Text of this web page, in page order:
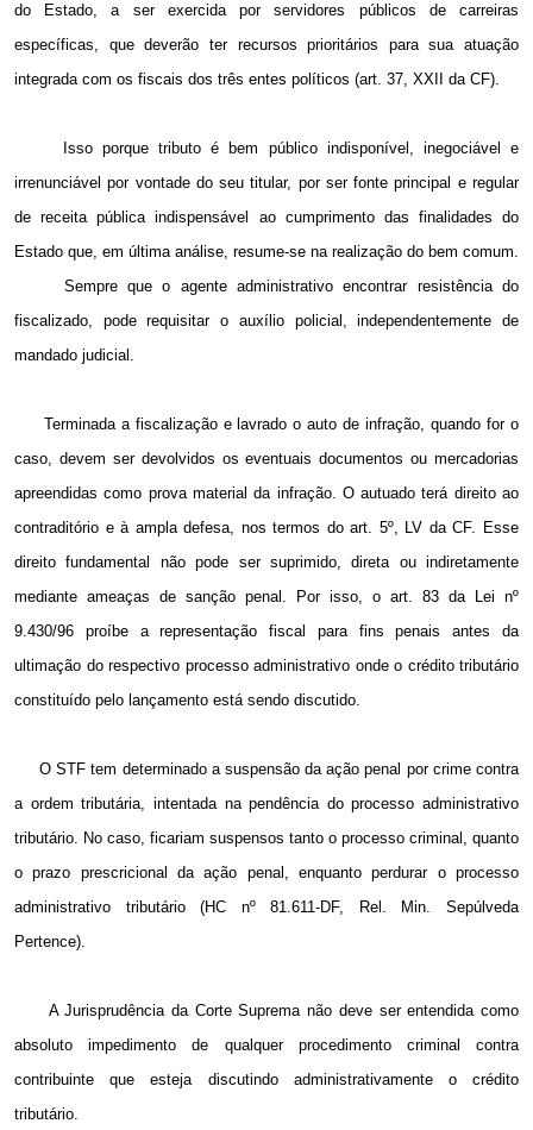
do Estado, a ser exercida por servidores públicos de carreiras
específicas, que deverão ter recursos prioritários para sua atuação
integrada com os fiscais dos três entes políticos (art. 37, XXII da CF).
Isso porque tributo é bem público indisponível, inegociável e
irrenunciável por vontade do seu titular, por ser fonte principal e regular
de receita pública indispensável ao cumprimento das finalidades do
Estado que, em última análise, resume-se na realização do bem comum.
Sempre que o agente administrativo encontrar resistência do
fiscalizado, pode requisitar o auxílio policial, independentemente de
mandado judicial.
Terminada a fiscalização e lavrado o auto de infração, quando for o
caso, devem ser devolvidos os eventuais documentos ou mercadorias
apreendidas como prova material da infração. O autuado terá direito ao
contraditório e à ampla defesa, nos termos do art. 5º, LV da CF. Esse
direito fundamental não pode ser suprimido, direta ou indiretamente
mediante ameaças de sanção penal. Por isso, o art. 83 da Lei nº
9.430/96 proíbe a representação fiscal para fins penais antes da
ultimação do respectivo processo administrativo onde o crédito tributário
constituído pelo lançamento está sendo discutido.
O STF tem determinado a suspensão da ação penal por crime contra
a ordem tributária, intentada na pendência do processo administrativo
tributário. No caso, ficariam suspensos tanto o processo criminal, quanto
o prazo prescricional da ação penal, enquanto perdurar o processo
administrativo tributário (HC nº 81.611-DF, Rel. Min. Sepúlveda
Pertence).
A Jurisprudência da Corte Suprema não deve ser entendida como
absoluto impedimento de qualquer procedimento criminal contra
contribuinte que esteja discutindo administrativamente o crédito
tributário.